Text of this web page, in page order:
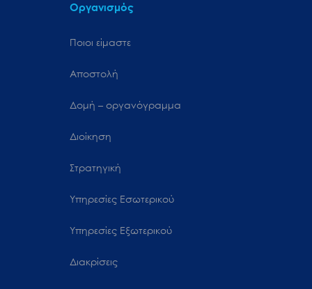
Οργανισμός
Ποιοι είμαστε
Αποστολή
Δομή – οργανόγραμμα
Διοίκηση
Στρατηγική
Υπηρεσίες Εσωτερικού
Υπηρεσίες Εξωτερικού
Διακρίσεις